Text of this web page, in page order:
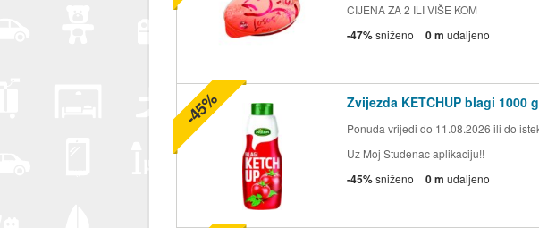
CIJENA ZA 2 ILI VIŠE KOM
-47%sniženo 0 m udaljeno
Zvijezda KETCHUP blagi 1000 g
Ponuda vrijedi do 11.08.2026 ili do
Uz Moj Studenac aplikaciju!!
-45%sniženo 0 m udaljeno
-45%